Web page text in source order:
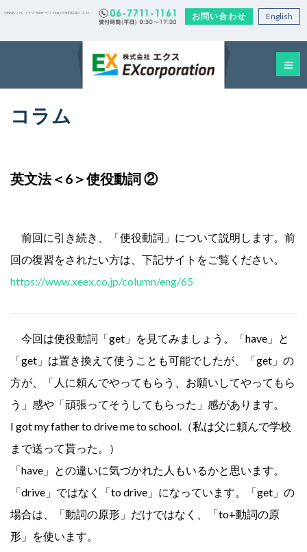
お問い合わせ English
生産管理システム・クラウド型EDIサービス｜Factory-ONE 電脳工場の「エクス」
コラム
英文法＜6＞使役動詞 ②
前回に引き続き、「使役動詞」について説明します。前
回の復習をされたい方は、下記サイトをご覧ください。
https://www.xeex.co.jp/column/eng/65
今回は使役動詞「get」を見てみましょう。「have」と
「get」は置き換えて使うことも可能でしたが、「get」の
方が、「人に頼んでやってもらう、お願いしてやってもら
う」感や「頑張ってそうしてもらった」感があります。
I got my father to drive me to school.（私は父に頼んで学校
まで送って貰った。）
「have」との違いに気づかれた人もいるかと思います。
「drive」ではなく「to drive」になっています。「get」の
場合は、「動詞の原形」だけではなく、「to+動詞の原
形」を使います。